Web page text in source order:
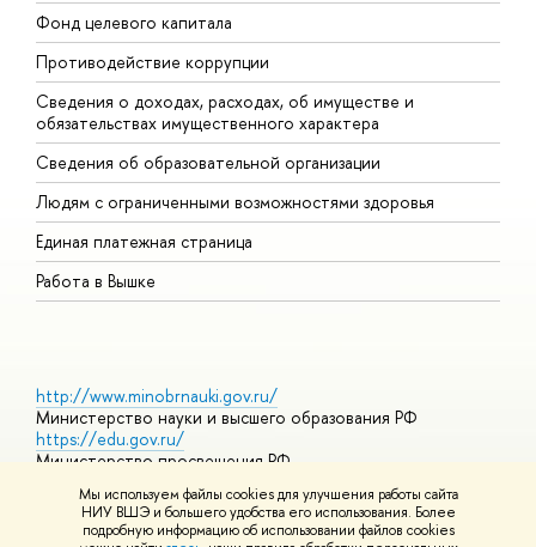
Мы используем файлы cookies для улучшения работы сайта
НИУ ВШЭ и большего удобства его использования. Более
подробную информацию об использовании файлов cookies
Фонд целевого капитала
Противодействие коррупции
Сведения о доходах, расходах, об имуществе и
обязательствах имущественного характера
Сведения об образовательной организации
Людям с ограниченными возможностями здоровья
Единая платежная страница
Работа в Вышке
http://www.minobrnauki.gov.ru/
Министерство науки и высшего образования РФ
https://edu.gov.ru/
Министерство просвещения РФ
Массовые открытые онлайн-курсы